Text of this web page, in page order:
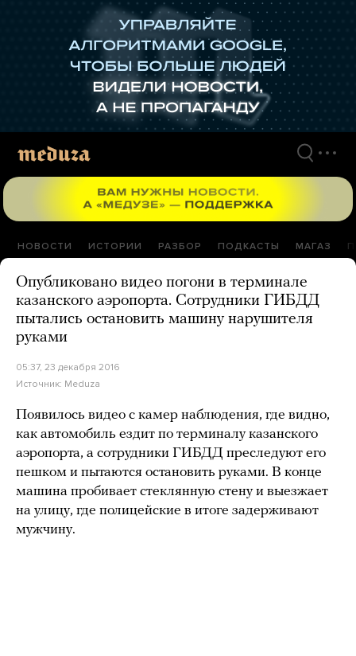
НОВОСТИ ИСТОРИИ РАЗБОР ПОДКАСТЫ МАГАЗ
Опубликовано видео погони в терминале
казанского аэропорта. Сотрудники ГИБДД
пытались остановить машину нарушителя
руками
05:37, 23 декабря 2016
Источник: Meduza
Появилось видео с камер наблюдения, где видно,
как автомобиль ездит по терминалу казанского
аэропорта, а сотрудники ГИБДД преследуют его
пешком и пытаются остановить руками. В конце
машина пробивает стеклянную стену и выезжает
на улицу, где полицейские в итоге задерживают
мужчину.